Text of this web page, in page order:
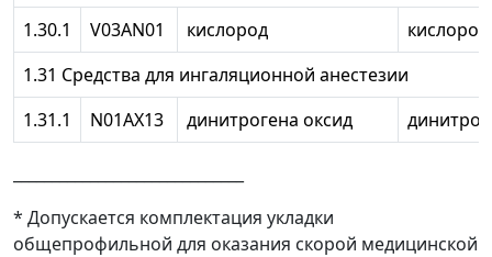
1.30.1
V03AN01 кислород
кислород
1.31 Средства для ингаляционной анестезии
1.31.1
N01AX13 динитрогена оксид
* Допускается комплектация укладки
общепрофильной для оказания скорой медицинской